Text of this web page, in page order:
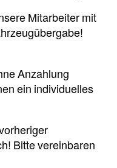
Mitarbeiter mit
Anzahlung
ein individuelles
Bitte vereinbaren